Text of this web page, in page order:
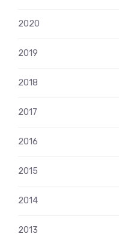
2020
2019
2018
2017
2016
2015
2014
2013